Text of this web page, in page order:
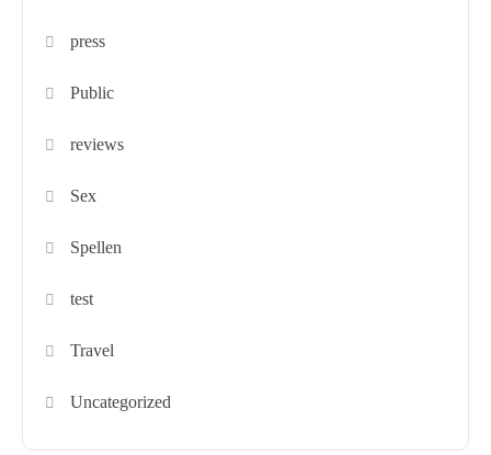
press
Public
reviews
Sex
Spellen
test
Travel
Uncategorized